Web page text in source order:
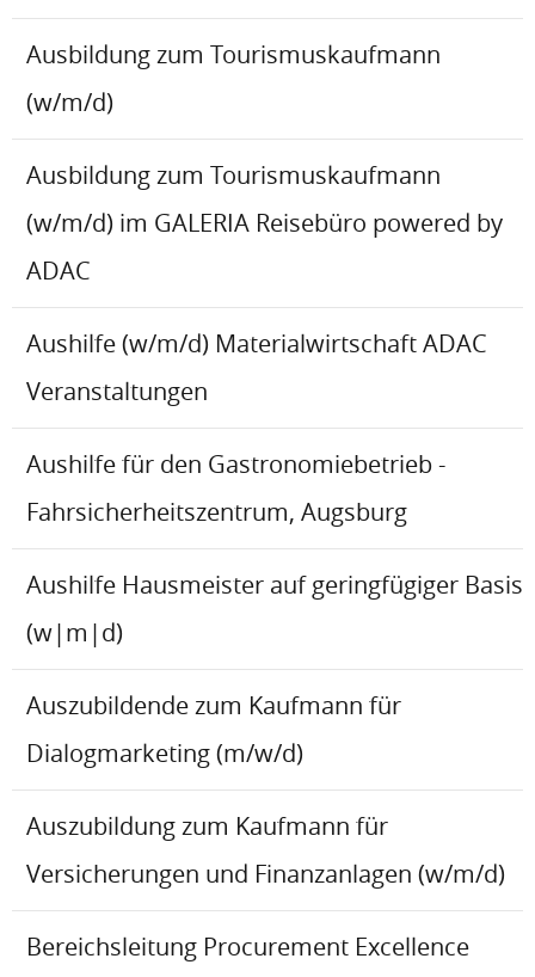
Ausbildung zum Tourismuskaufmann
(w/m/d)
Ausbildung zum Tourismuskaufmann
(w/m/d) im GALERIA Reisebüro powered by
ADAC
Aushilfe (w/m/d) Materialwirtschaft ADAC
Veranstaltungen
Aushilfe für den Gastronomiebetrieb -
Fahrsicherheitszentrum, Augsburg
Aushilfe Hausmeister auf geringfügiger Basis
(w|m|d)
Auszubildende zum Kaufmann für
Dialogmarketing (m/w/d)
Auszubildung zum Kaufmann für
Versicherungen und Finanzanlagen (w/m/d)
Bereichsleitung Procurement Excellence